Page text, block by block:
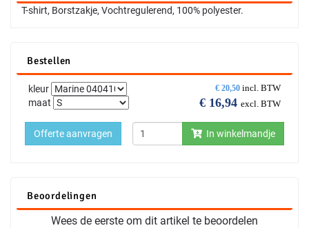
T-shirt, Borstzakje, Vochtregulerend, 100% polyester.
Bestellen
€ 20,50 incl. BTW
€ 16,94 excl. BTW
kleur
maat
In winkelmandje
Offerte aanvragen
Beoordelingen
Wees de eerste om dit artikel te beoordelen